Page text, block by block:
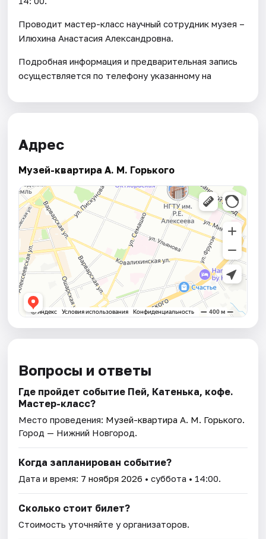
Проводит мастер-класс научный сотрудник музея –
Илюхина Анастасия Александровна.
Подробная информация и предварительная запись
осуществляется по телефону указанному на
Адрес
Музей-квартира А. М. Горького
Вопросы и ответы
Где пройдет событие Пей, Катенька, кофе.
Мастер-класс?
Место проведения: Музей-квартира А. М. Горького.
Город — Нижний Новгород.
Когда запланирован событие?
Дата и время: 7 ноября 2026 • суббота • 14:00.
Сколько стоит билет?
Стоимость уточняйте у организаторов.